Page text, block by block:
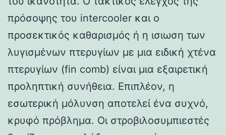
πρόσοψης του intercooler και ο
προσεκτικός καθαρισμός ή η ισιωση των
λυγισμένων πτερυγίων με μια ειδική χτένα
πτερυγίων (fin comb) είναι μια εξαιρετική
προληπτική συνήθεια. Επιπλέον, η
εσωτερική μόλυνση αποτελεί ένα συχνό,
κρυφό πρόβλημα. Οι στροβιλοσυμπιεστές